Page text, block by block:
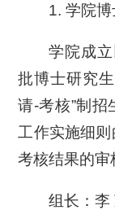
1. 学院
学院成
批博士研究
请-考核”制招
工作实施细则
考核结果的审
组长：李